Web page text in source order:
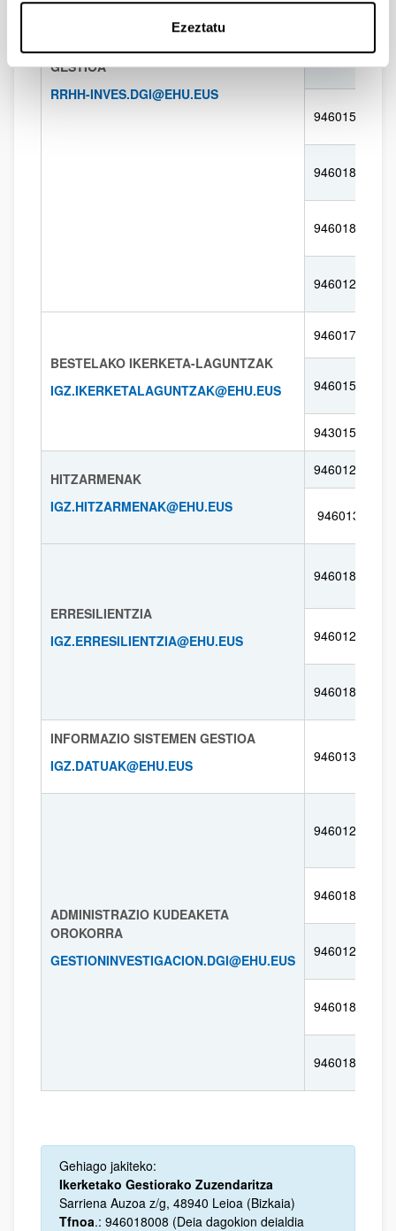
Ezeztatu
IKERTZAILEEN KONTRATAZIO ETA
PRESTAKUNTZARAKO BALIABIDEEN
GESTIOA
RRHH-INVES.DGI@EHU.EUS
946015181
946015183
946018169
946018034
946012168
BESTELAKO IKERKETA-LAGUNTZAK
IGZ.IKERKETALAGUNTZAK@EHU.EUS
946017934
946015291
943015503
HITZARMENAK
IGZ.HITZARMENAK@EHU.EUS
946012124
946013190
ERRESILIENTZIA
IGZ.ERRESILIENTZIA@EHU.EUS
946018162
946012939
946018068
INFORMAZIO SISTEMEN GESTIOA
IGZ.DATUAK@EHU.EUS
946013180
ADMINISTRAZIO KUDEAKETA
OROKORRA
GESTIONINVESTIGACION.DGI@EHU.EUS
946012059
946018361
946012164
946018062
946018084
Gehiago jakiteko:
Ikerketako Gestiorako Zuzendaritza
Sarriena Auzoa z/g, 48940 Leioa (Bizkaia)
Tfnoa.: 946018008 (Deia dagokion deialdia